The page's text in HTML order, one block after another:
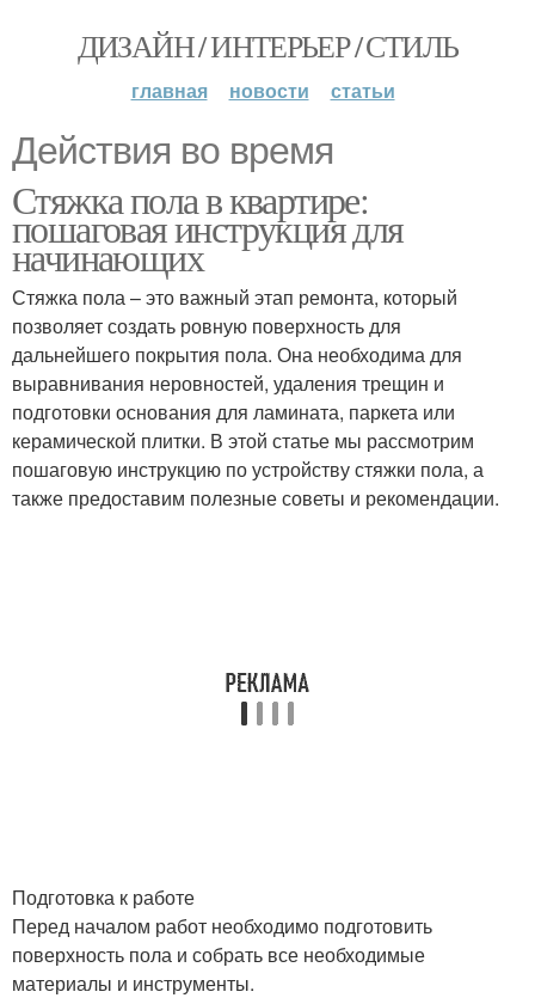
ДИЗАЙН / ИНТЕРЬЕР / СТИЛЬ
главная новости статьи
Действия во время
Стяжка пола в квартире:
пошаговая инструкция для
начинающих
Стяжка пола – это важный этап ремонта, который
позволяет создать ровную поверхность для
дальнейшего покрытия пола. Она необходима для
выравнивания неровностей, удаления трещин и
подготовки основания для ламината, паркета или
керамической плитки. В этой статье мы рассмотрим
пошаговую инструкцию по устройству стяжки пола, а
также предоставим полезные советы и рекомендации.
Подготовка к работе
Перед началом работ необходимо подготовить
поверхность пола и собрать все необходимые
материалы и инструменты.